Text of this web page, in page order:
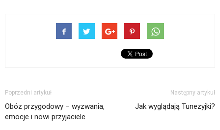
Poprzedni artykuł
Obóz przygodowy – wyzwania,
emocje i nowi przyjaciele
Następny artykuł
Jak wyglądają Tunezyjki?